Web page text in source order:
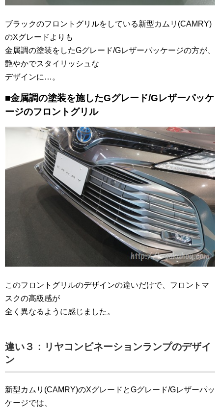
ブラックのフロントグリルをしている新型カムリ(CAMRY)
のXグレードよりも
金属調の塗装をしたGグレード/Gレザーパッケージの方が、
艶やかでスタイリッシュな
デザインに…。
■金属調の塗装を施したGグレード/Gレザーパッケ
ージのフロントグリル
このフロントグリルのデザインの違いだけで、フロントマ
スクの高級感が
全く異なるように感じました。
違い３：リヤコンビネーションランプのデザイ
ン
新型カムリ(CAMRY)のXグレードとGグレード/Gレザーパッ
ケージでは、